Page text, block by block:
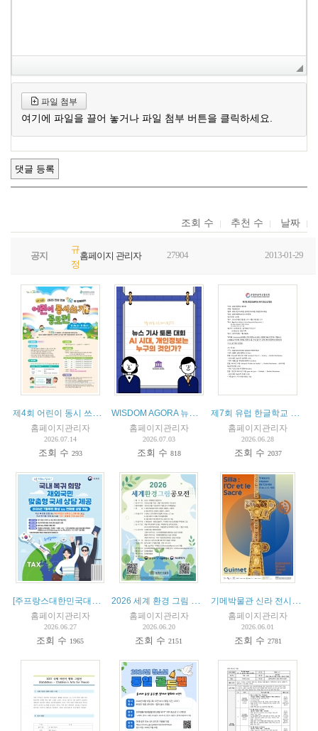
파일 첨부
여기에 파일을 끌어 놓거나 파일 첨부 버튼을 클릭하세요.
조회 수 추천 수 날짜
공지
규
정
홈페이지 관리자 27904 2013-01-29
홈페이지관리자
2026.07.14
조회 수 293
홈페이지관리자
2026.07.03
조회 수 818
홈페이지관리자
2026.06.28
조회 수 2037
홈페이지관리자
2026.06.27
조회 수 1965
홈페이지관리자
2026.06.20
조회 수2151
홈페이지관리자
2026.06.01
조회 수 2781